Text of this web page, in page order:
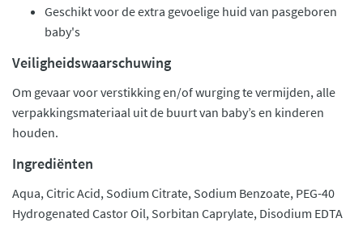
Geschikt voor de extra gevoelige huid van pasgeboren
baby's
Veiligheidswaarschuwing
Om gevaar voor verstikking en/of wurging te vermijden, alle
verpakkingsmateriaal uit de buurt van baby’s en kinderen
houden.
Ingrediënten
Aqua, Citric Acid, Sodium Citrate, Sodium Benzoate, PEG-40
Hydrogenated Castor Oil, Sorbitan Caprylate, Disodium EDTA